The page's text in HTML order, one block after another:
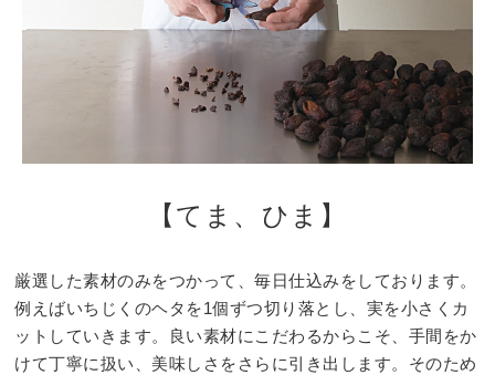
【てま、ひま】
厳選した素材のみをつかって、毎日仕込みをしております。
例えばいちじくのヘタを1個ずつ切り落とし、実を小さくカ
ットしていきます。良い素材にこだわるからこそ、手間をか
けて丁寧に扱い、美味しさをさらに引き出します。そのため